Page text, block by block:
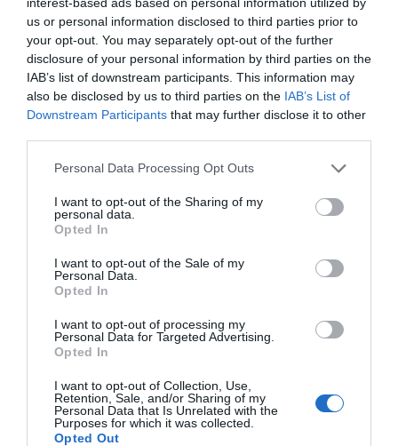
us or personal information disclosed to third parties prior to
your opt-out. You may separately opt-out of the further
disclosure of your personal information by third parties on the
IAB’s list of downstream participants. This information may
also be disclosed by us to third parties on the IAB’s List of
Downstream Participants that may further disclose it to other
Personal Data Processing Opt Outs
I want to opt-out of the Sharing of my
personal data.
Opted In
I want to opt-out of the Sale of my
Personal Data.
Opted In
I want to opt-out of processing my
Personal Data for Targeted Advertising.
Opted In
I want to opt-out of Collection, Use,
Retention, Sale, and/or Sharing of my
Personal Data that Is Unrelated with the
Purposes for which it was collected.
Opted Out
cabello desde la raíz para una metamorfosis del
cabello desvitalizado. No grasa, la textura sérum
fluido impregna perfectamente el cuero cabelludo,
liberando una alta concentración de extractos de
vernonia y uva. El ácido hialurónico y el colágeno de
acacia aportan sus propiedades rellenadoras. PVP:
Añadir El Farmacéuticocomo fuente preferida
Mantente informado con las últimas noticias de actualidad.
ACTIVAR AHORA
phyto
envejecimiento capilar